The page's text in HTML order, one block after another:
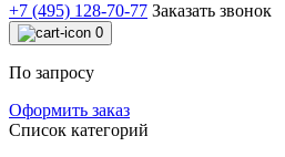
+7 (495) 128-70-77 Заказать звонок
0
По запросу
Оформить заказ
Список категорий